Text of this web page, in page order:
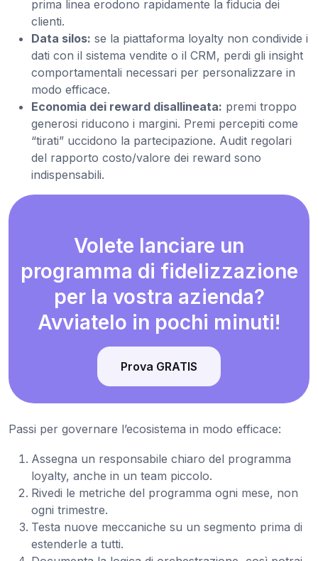
prima linea erodono rapidamente la fiducia dei
clienti.
Data silos: se la piattaforma loyalty non condivide i
dati con il sistema vendite o il CRM, perdi gli insight
comportamentali necessari per personalizzare in
modo efficace.
Economia dei reward disallineata: premi troppo
generosi riducono i margini. Premi percepiti come
“tirati” uccidono la partecipazione. Audit regolari
del rapporto costo/valore dei reward sono
indispensabili.
Volete lanciare un
programma di fidelizzazione
per la vostra azienda?
Avviatelo in pochi minuti!
Prova GRATIS
Passi per governare l’ecosistema in modo efficace:
Assegna un responsabile chiaro del programma
loyalty, anche in un team piccolo.
Rivedi le metriche del programma ogni mese, non
ogni trimestre.
Testa nuove meccaniche su un segmento prima di
estenderle a tutti.